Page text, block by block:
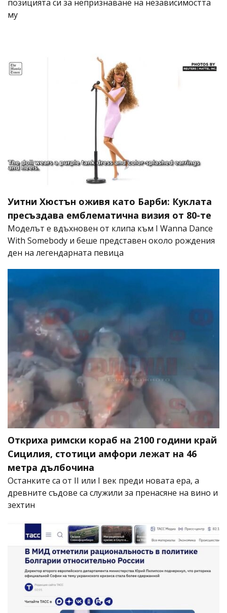
позицията си за непризнаване на независимостта
му
Уитни Хюстън оживя като Барби: Куклата
пресъздава емблематична визия от 80-те
Моделът е вдъхновен от клипа към I Wanna Dance
With Somebody и беше представен около рождения
ден на легендарната певица
Откриха римски кораб на 2100 години край
Сицилия, стотици амфори лежат на 46
метра дълбочина
Останките са от II или I век преди новата ера, а
древните съдове са служили за пренасяне на вино и
зехтин